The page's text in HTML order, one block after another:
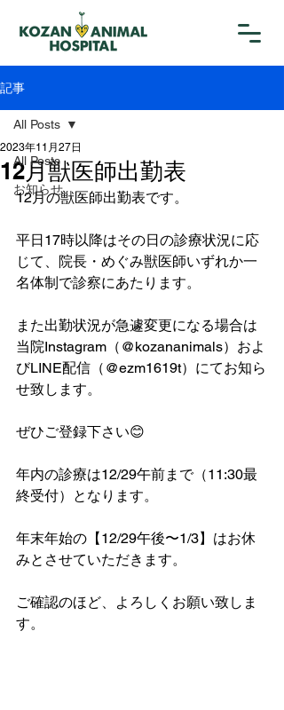
記事
All Posts
お知らせ
All Posts
12月獣医師出勤表
2023年11月27日
12月の獣医師出勤表です。
平日17時以降はその日の診療状況に応
じて、院長・めぐみ獣医師いずれか一
名体制で診察にあたります。
また出勤状況が急遽変更になる場合は
当院Instagram（@kozananimals）およ
びLINE配信（@ezm1619t）にてお知ら
せ致します。
ぜひご登録下さい😊
年内の診療は12/29午前まで（11:30最
終受付）となります。
年末年始の【12/29午後〜1/3】はお休
みとさせていただきます。
ご確認のほど、よろしくお願い致しま
す。